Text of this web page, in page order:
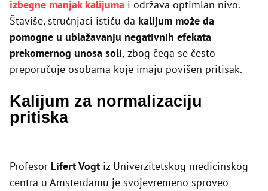
izbegne manjak kalijuma i održava optimlan nivo.
Štaviše, stručnjaci ističu da kalijum može da
pomogne u ublažavanju negativnih efekata
prekomernog unosa soli, zbog čega se često
preporučuje osobama koje imaju povišen pritisak.
Kalijum za normalizaciju
pritiska
Profesor Lifert Vogt iz Univerzitetskog medicinskog
centra u Amsterdamu je svojevremeno sproveo